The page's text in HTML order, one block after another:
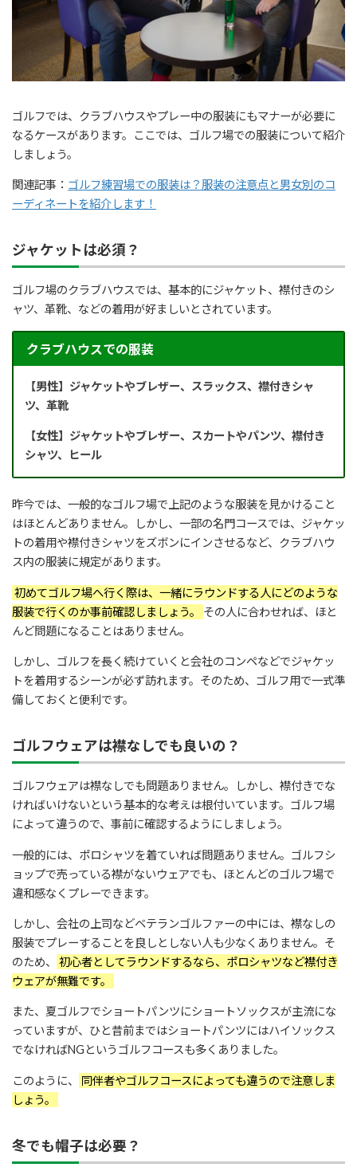
ゴルフでは、クラブハウスやプレー中の服装にもマナーが必要に
なるケースがあります。ここでは、ゴルフ場での服装について紹介
しましょう。
関連記事： ゴルフ練習場での服装は？服装の注意点と男女別のコ
ーディネートを紹介します！
ジャケットは必須？
ゴルフ場のクラブハウスでは、基本的にジャケット、襟付きのシ
ャツ、革靴、などの着用が好ましいとされています。
クラブハウスでの服装
【男性】ジャケットやブレザー、スラックス、襟付きシャ
ツ、革靴
【女性】ジャケットやブレザー、スカートやパンツ、襟付き
シャツ、ヒール
昨今では、一般的なゴルフ場で上記のような服装を見かけること
はほとんどありません。しかし、一部の名門コースでは、ジャケッ
トの着用や襟付きシャツをズボンにインさせるなど、クラブハウ
ス内の服装に規定があります。
初めてゴルフ場へ行く際は、一緒にラウンドする人にどのような
服装で行くのか事前確認しましょう。 その人に合わせれば、ほと
んど問題になることはありません。
しかし、ゴルフを長く続けていくと会社のコンペなどでジャケッ
トを着用するシーンが必ず訪れます。そのため、ゴルフ用で一式準
備しておくと便利です。
ゴルフウェアは襟なしでも良いの？
ゴルフウェアは襟なしでも問題ありません。しかし、襟付きでな
ければいけないという基本的な考えは根付いています。ゴルフ場
によって違うので、事前に確認するようにしましょう。
一般的には、ポロシャツを着ていれば問題ありません。ゴルフシ
ョップで売っている襟がないウェアでも、ほとんどのゴルフ場で
違和感なくプレーできます。
しかし、会社の上司などベテランゴルファーの中には、襟なしの
服装でプレーすることを良しとしない人も少なくありません。そ
のため、
初心者としてラウンドするなら、ポロシャツなど襟付き
ウェアが無難です。
また、夏ゴルフでショートパンツにショートソックスが主流にな
っていますが、ひと昔前まではショートパンツにはハイソックス
でなければNGというゴルフコースも多くありました。
このように、
同伴者やゴルフコースによっても違うので注意しま
しょう。
冬でも帽子は必要？